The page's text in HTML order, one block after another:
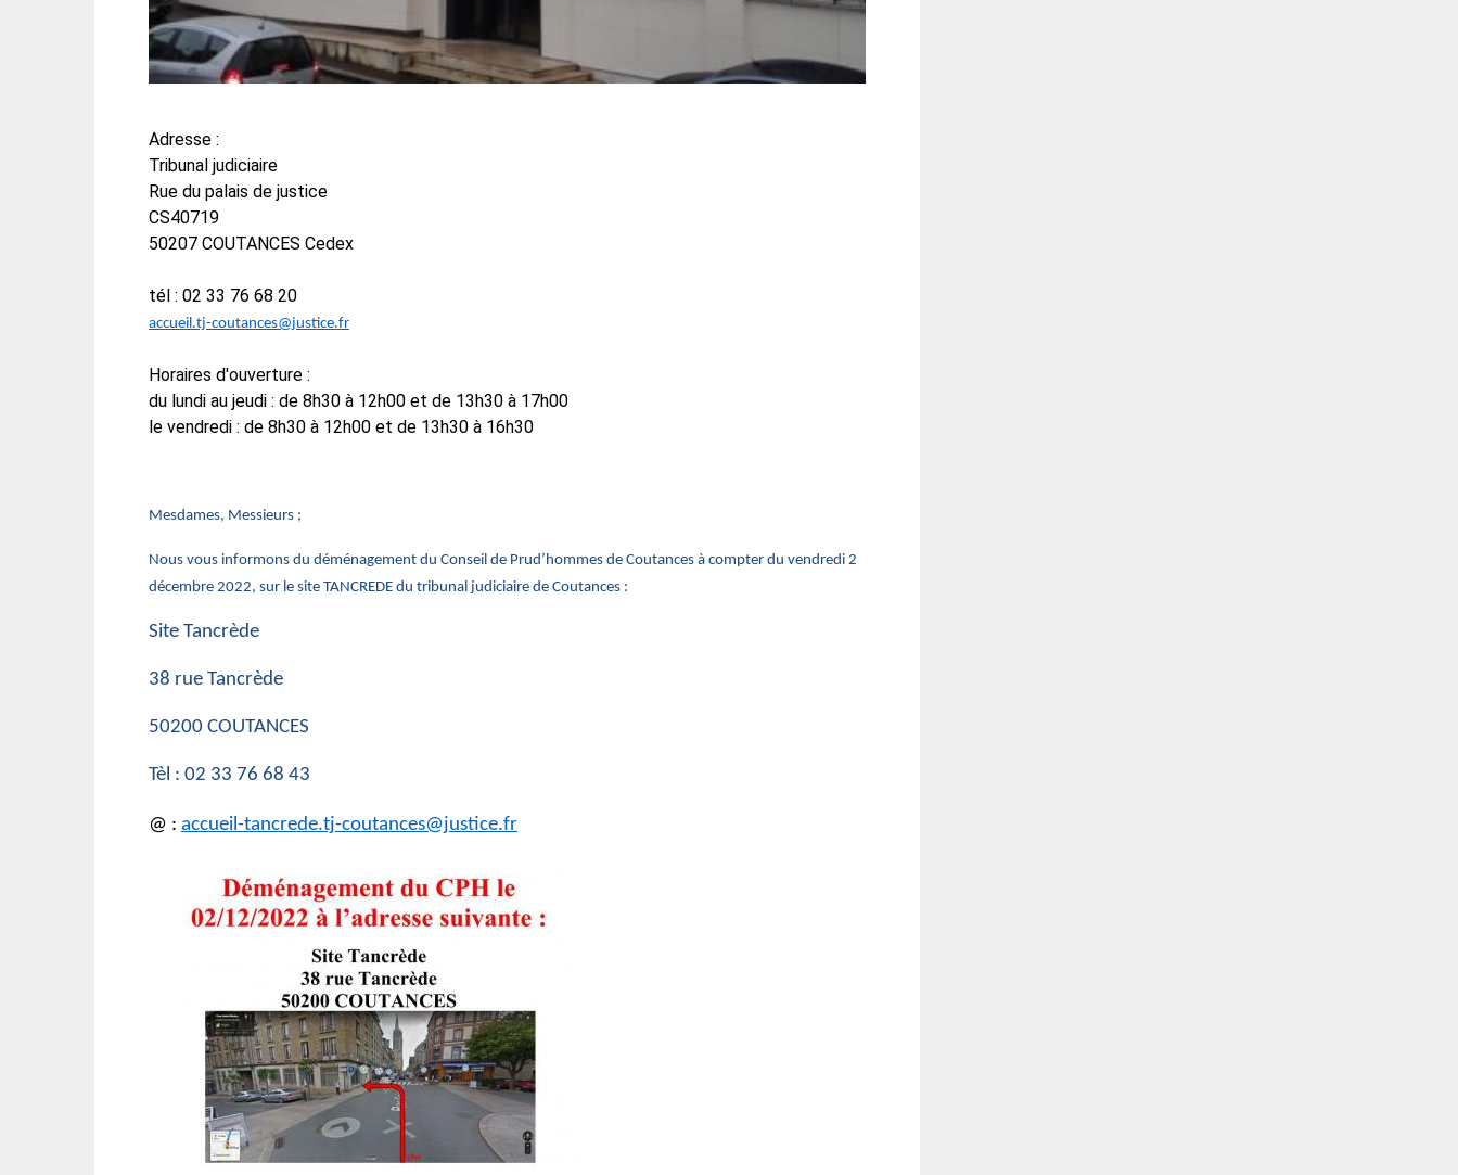
Adresse :
Tribunal judiciaire
Rue du palais de justice
CS40719
50207 COUTANCES Cedex
tél : 02 33 76 68 20
accueil.tj-coutances@justice.fr
Horaires d'ouverture :
du lundi au jeudi : de 8h30 à 12h00 et de 13h30 à 17h00
le vendredi : de 8h30 à 12h00 et de 13h30 à 16h30
Mesdames, Messieurs ;
Nous vous informons du déménagement du Conseil de Prud’hommes de Coutances à compter du vendredi 2
décembre 2022, sur le site TANCREDE du tribunal judiciaire de Coutances :
Site Tancrède
38 rue Tancrède
50200 COUTANCES
Tèl : 02 33 76 68 43
@ : accueil-tancrede.tj-coutances@justice.fr